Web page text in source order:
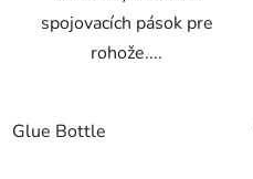
spojovacích pások pre
rohože....
Glue Bottle